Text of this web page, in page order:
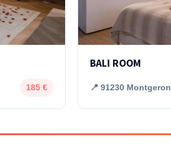
185 €
BALI ROOM
📍 91230 Montgeron